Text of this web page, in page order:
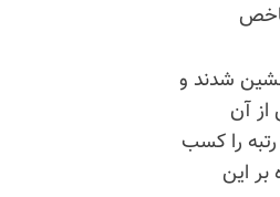
فلاکت صدرنشین شدند و
رسید. پس از آن
را کسب
بر این